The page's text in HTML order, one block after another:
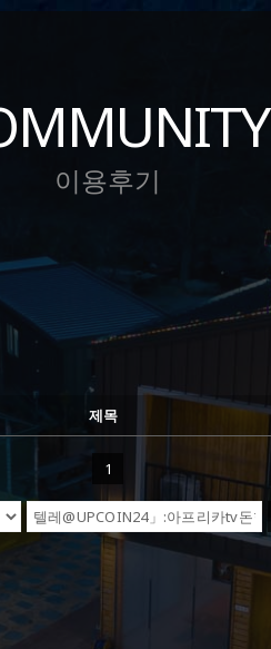
이용후기
제목
1